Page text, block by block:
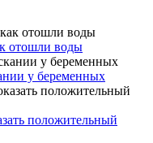
отошли воды
у беременных
положительный